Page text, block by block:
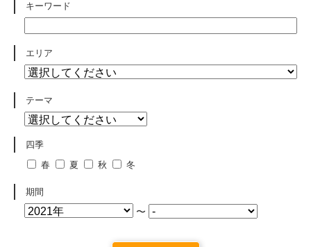
キーワード
エリア
テーマ
四季
春
夏 秋 冬
期間
〜